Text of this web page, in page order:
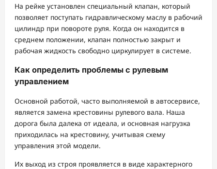
На рейке установлен специальный клапан, который
позволяет поступать гидравлическому маслу в рабочий
цилиндр при повороте руля. Когда он находится в
среднем положении, клапан полностью закрыт и
рабочая жидкость свободно циркулирует в системе.
Как определить проблемы с рулевым
управлением
Основной работой, часто выполняемой в автосервисе,
является замена крестовины рулевого вала. Наша
дорога была далека от идеала, и основная нагрузка
приходилась на крестовину, учитывая схему
управления этой модели.
Их выход из строя проявляется в виде характерного